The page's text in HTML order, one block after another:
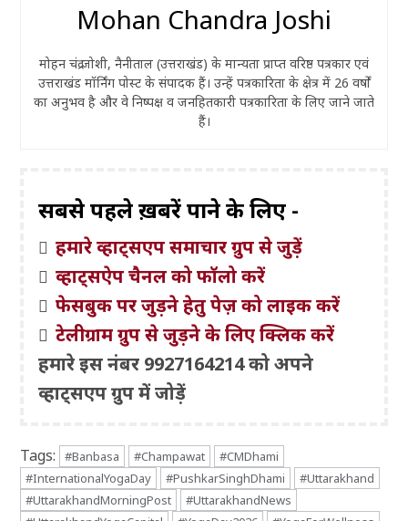
Mohan Chandra Joshi
मोहन चंद्र जोशी, नैनीताल (उत्तराखंड) के मान्यता प्राप्त वरिष्ठ पत्रकार एवं
उत्तराखंड मॉर्निंग पोस्ट के संपादक हैं। उन्हें पत्रकारिता के क्षेत्र में 26 वर्षों
का अनुभव है और वे निष्पक्ष व जनहितकारी पत्रकारिता के लिए जाने जाते
हैं।
सबसे पहले ख़बरें पाने के लिए -
हमारे व्हाट्सएप समाचार ग्रुप से जुड़ें
व्हाट्सऐप चैनल को फॉलो करें
फेसबुक पर जुड़ने हेतु पेज़ को लाइक करें
टेलीग्राम ग्रुप से जुड़ने के लिए क्लिक करें
हमारे इस नंबर 9927164214 को अपने
व्हाट्सएप ग्रुप में जोड़ें
Tags: #Banbasa #Champawat
#CMDhami
#InternationalYogaDay
#PushkarSinghDhami
#Uttarakhand
#UttarakhandMorningPost
#UttarakhandNews